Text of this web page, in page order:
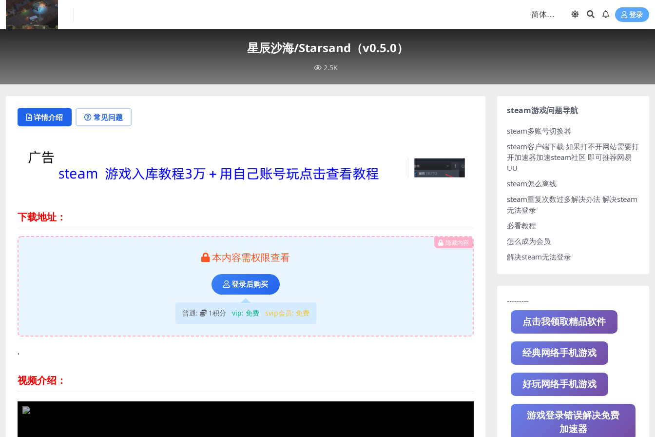
登录
星辰沙海/Starsand（v0.5.0）
2.5K
详情介绍 常见问题
下载地址：
隐藏内容
本内容需权限查看
登录后购买
普通: 1积分 vip: 免费 svip会员: 免费
,
视频介绍：
steam游戏问题导航
steam多账号切换器
steam客户端下载 如果打不开网站需要打
开加速器加速steam社区 即可推荐网易
UU
steam怎么离线
steam重复次数过多解决办法 解决steam
无法登录
必看教程
怎么成为会员
解决steam无法登录
---------
点击我领取精品软件
经典网络手机游戏
好玩网络手机游戏
游戏登录错误解决免费
加速器